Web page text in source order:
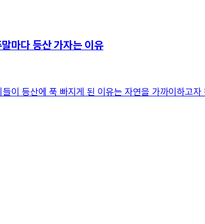
마다 등산 가자는 이유
이 등산에 푹 빠지게 된 이유는 자연을 가까이하고